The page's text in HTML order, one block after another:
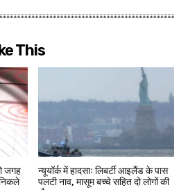
This
जगह
न्यूयॉर्क में हादसाः लिबर्टी आइलैंड के पास
पलटी नाव, मासूम बच्चे सहित दो लोगों की